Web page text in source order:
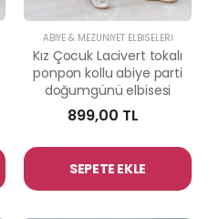
ABİYE & MEZUNİYET ELBİSELERİ
Kız Çocuk Lacivert tokalı
ponpon kollu abiye parti
doğumgünü elbisesi
899,00 TL
SEPETE EKLE